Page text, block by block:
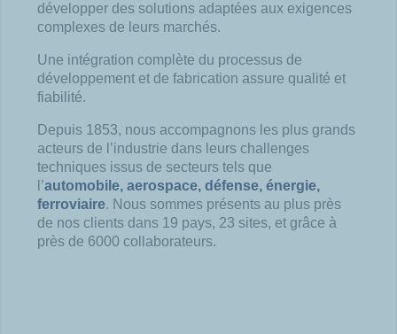
développer des solutions adaptées aux exigences
complexes de leurs marchés.
Une intégration complète du processus de
développement et de fabrication assure qualité et
fiabilité.
Depuis 1853, nous accompagnons les plus grands
acteurs de l’industrie dans leurs challenges
techniques issus de secteurs tels que
l’automobile, aerospace, défense, énergie,
ferroviaire. Nous sommes présents au plus près
de nos clients dans 19 pays, 23 sites, et grâce à
près de 6000 collaborateurs.